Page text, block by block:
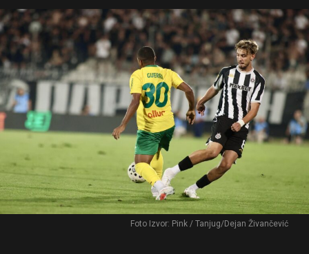
Foto Izvor: Pink / Tanjug/Dejan Živančević